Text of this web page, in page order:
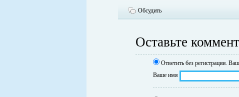
Обсудить
Оставьте
Ответить без регистрации. Ваш
Ваше имя